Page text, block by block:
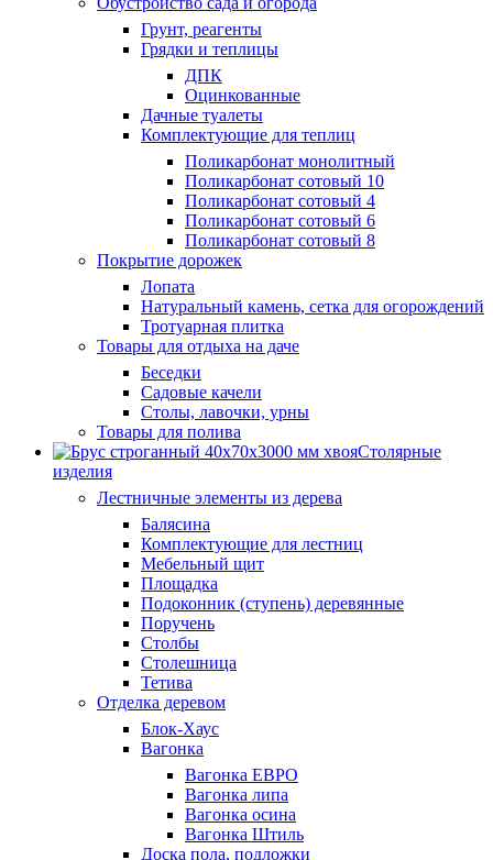
Грунт, реагенты
Грядки и теплицы
ДПК
Оцинкованные
Дачные туалеты
Комплектующие для теплиц
Поликарбонат монолитный
Поликарбонат сотовый 10
Поликарбонат сотовый 4
Поликарбонат сотовый 6
Поликарбонат сотовый 8
Покрытие дорожек
Лопата
Натуральный камень, сетка для огорождений
Тротуарная плитка
Товары для отдыха на даче
Беседки
Садовые качели
Столы, лавочки, урны
Товары для полива
Столярные
изделия
Лестничные элементы из дерева
Балясина
Комплектующие для лестниц
Мебельный щит
Площадка
Подоконник (ступень) деревянные
Поручень
Столбы
Столешница
Тетива
Отделка деревом
Блок-Хаус
Вагонка
Вагонка ЕВРО
Вагонка липа
Вагонка осина
Вагонка Штиль
Доска пола, подложки